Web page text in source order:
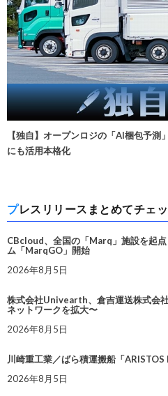
【独自】オープンロジの「AI梱包予
にも活用本格化
プレスリリースまとめてチェ
CBcloud、全国の「Marq」施設を起
ム「MarqGO」開始
2026年8月5日
株式会社Univearth、倉吉運送株式会
ネットワークを拡大〜
2026年8月5日
川崎重工業／ばら積運搬船「ARISTOS
2026年8月5日